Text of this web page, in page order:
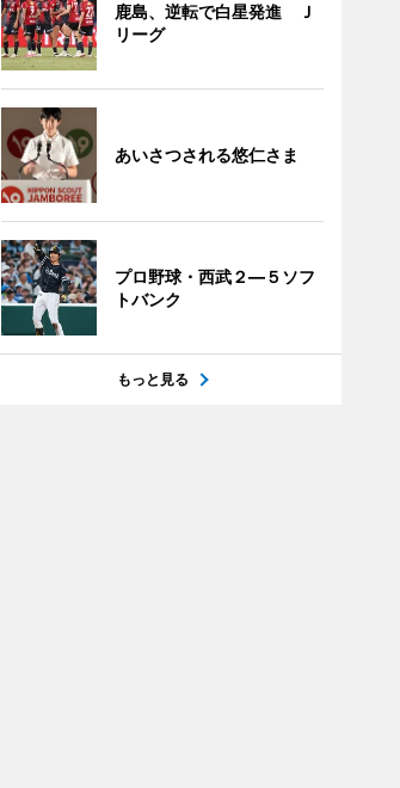
鹿島、逆転で白星発進 Ｊ
リーグ
あいさつされる悠仁さま
プロ野球・西武２―５ソフ
トバンク
もっと見る